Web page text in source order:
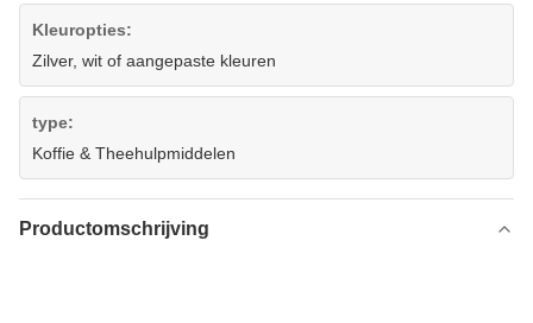
Kleuropties:
Zilver, wit of aangepaste kleuren
type:
Koffie & Theehulpmiddelen
Productomschrijving